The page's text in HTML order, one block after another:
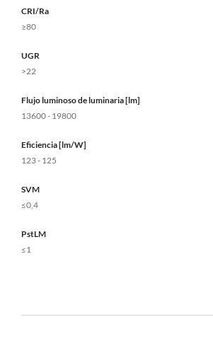
CRI/Ra
≥80
UGR
>22
Flujo luminoso de luminaria [lm]
13600 - 19800
Eficiencia [lm/W]
123 - 125
SVM
≤0,4
PstLM
≤1